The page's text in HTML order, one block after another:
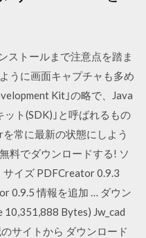
ストールまで注意点を踏ま
うに画面キャプチャも多め
Kit｣の略で、Java
ト(SDK)｣と呼ばれるもの
常に最新の状態にしよう
料でダウンロードする! ソ
イズ PDFCreator 0.9.3
0.9.5 情報を追加 … ダウン
Bytes) Jw_cad
サイトから ダウンロード